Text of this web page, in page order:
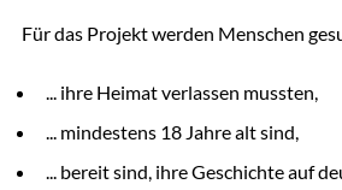
Für das Projekt werden Menschen
... ihre Heimat verlassen mussten,
... mindestens 18 Jahre alt sind,
... bereit sind, ihre Geschichte auf